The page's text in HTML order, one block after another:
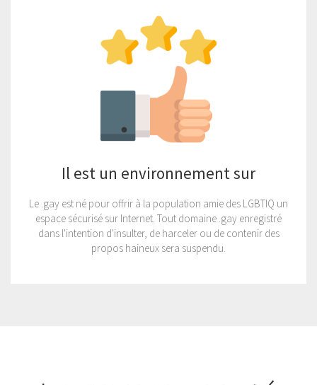
Il est un environnement sur
Le .gay est né pour offrir à la population amie des LGBTIQ un
espace sécurisé sur Internet. Tout domaine .gay enregistré
dans l'intention d'insulter, de harceler ou de contenir des
propos haineux sera suspendu.